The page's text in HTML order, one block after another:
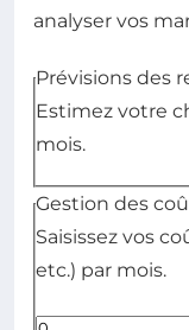
analyser vos
Prévisions des
Estimez votre
mois.
Gestion des
Saisissez vos
etc.) par mois.